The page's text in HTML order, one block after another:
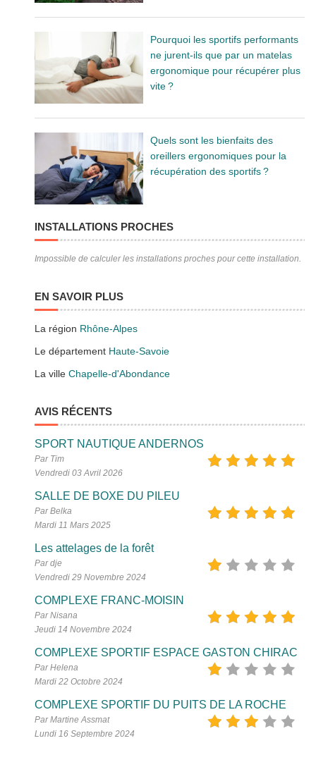
Pourquoi les sportifs performants
ne jurent-ils que par un matelas
ergonomique pour récupérer plus
vite ?
Quels sont les bienfaits des
oreillers ergonomiques pour la
récupération des sportifs ?
INSTALLATIONS PROCHES
Impossible de calculer les installations proches pour cette installation.
EN SAVOIR PLUS
La région Rhône-Alpes
Le département Haute-Savoie
La villeChapelle-d'Abondance
AVIS RÉCENTS
SPORT NAUTIQUE ANDERNOS
Par Tim
Vendredi 03 Avril 2026
SALLE DE BOXE DU PILEU
Par Belka
Mardi 11 Mars 2025
Les attelages de la forêt
Par dje
Vendredi 29 Novembre 2024
COMPLEXE FRANC-MOISIN
Par Nisana
Jeudi 14 Novembre 2024
COMPLEXE SPORTIF ESPACE GASTON CHIRAC
Par Helena
Mardi 22 Octobre 2024
COMPLEXE SPORTIF DU PUITS DE LA ROCHE
Par Martine Assmat
Lundi 16 Septembre 2024